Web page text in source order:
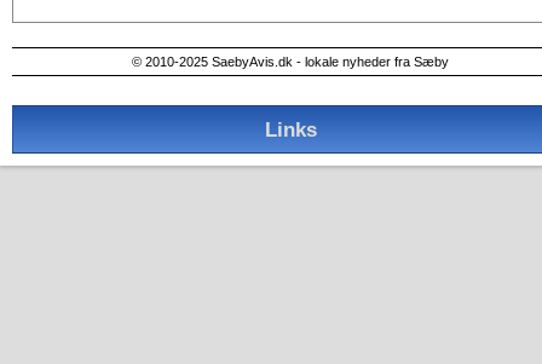
© 2010-2025 SaebyAvis.dk - lokale nyheder fra Sæby
Links